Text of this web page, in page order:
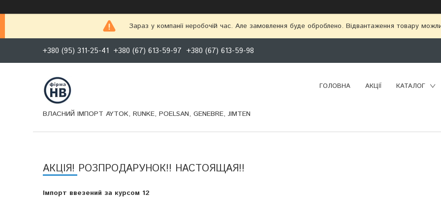
Зараз у компанії неробочій час. Але замовлення буде оброблено. Відвантаження товару
+380 (95) 311-25-41 +380 (67) 613-59-97 +380 (67) 613-59-98
ВЛАСНИЙ ІМПОРТ AYTOK, RUNKE, POELSAN, GENEBRE, JIMTEN
ГОЛОВНА АКЦІЇ КАТАЛОГ
АКЦІЯ! РОЗПРОДАРУНОК!! НАСТОЯЩАЯ!!
Імпорт ввезений за курсом 12